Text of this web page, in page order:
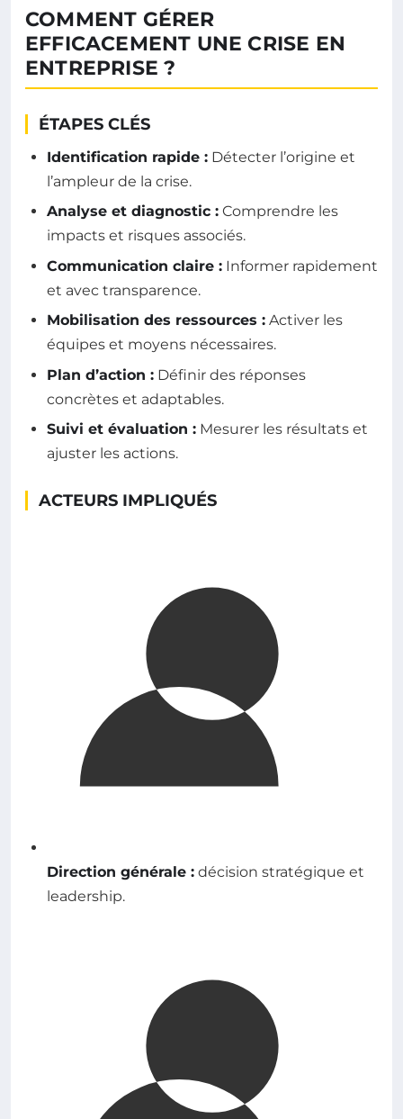
COMMENT GÉRER
EFFICACEMENT UNE CRISE EN
ENTREPRISE ?
ÉTAPES CLÉS
Identification rapide : Détecter l’origine et
l’ampleur de la crise.
Analyse et diagnostic : Comprendre les
impacts et risques associés.
Communication claire : Informer rapidement
et avec transparence.
Mobilisation des ressources : Activer les
équipes et moyens nécessaires.
Plan d’action : Définir des réponses
concrètes et adaptables.
Suivi et évaluation : Mesurer les résultats et
ajuster les actions.
ACTEURS IMPLIQUÉS
Direction générale : décision stratégique et
leadership.